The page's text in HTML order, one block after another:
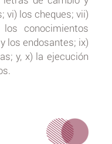
vi) los cheques; vii)
conocimientos
los endosantes; ix)
y, x) la ejecución